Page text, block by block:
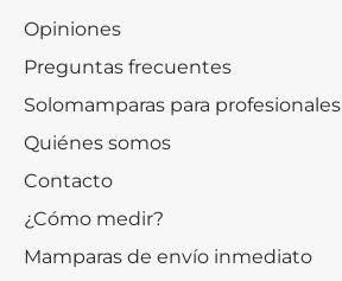
Opiniones
Preguntas frecuentes
Solomamparas para profesionales
Quiénes somos
Contacto
¿Cómo medir?
Mamparas de envío inmediato